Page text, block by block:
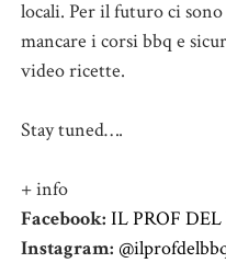
locali. Per il futuro ci
mancare i corsi bbq e
video ricette.
Stay tuned….
+ info
Facebook: IL PROF DEL
Instagram: